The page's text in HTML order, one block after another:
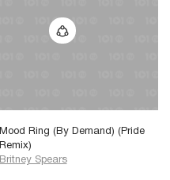
Mood Ring (By Demand) (Pride
Remix)
Britney Spears